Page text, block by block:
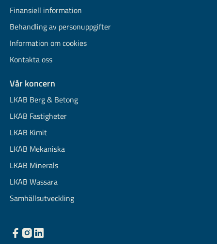
Finansiell information
Behandling av personuppgifter
Information om cookies
Kontakta oss
Vår koncern
LKAB Berg & Betong
LKAB Fastigheter
LKAB Kimit
LKAB Mekaniska
LKAB Minerals
LKAB Wassara
Samhällsutveckling